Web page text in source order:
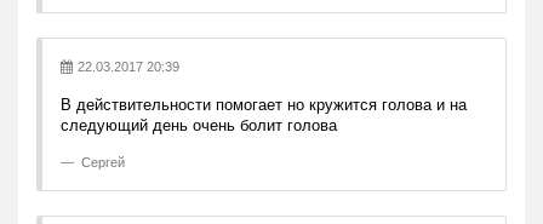
22.03.2017 20:39
В действительности помогает но кружится голова и на
следующий день очень болит голова
Сергей